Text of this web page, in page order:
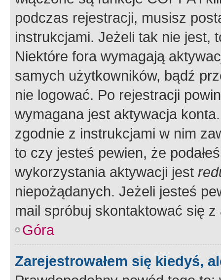
podczas rejestracji, musisz
instrukcjami. Jeżeli tak nie jest,
Niektóre fora wymagają
samych użytkowników, bądź
nie logować. Po rejestracji
wymagana jest aktywacja
zgodnie z instrukcjami w nim
to czy jesteś pewien, że
wykorzystania aktywacji jest
niepożądanych. Jeżeli jesteś
mail spróbuj skontaktować się
Góra
Zarejestrowałem się kiedyś,